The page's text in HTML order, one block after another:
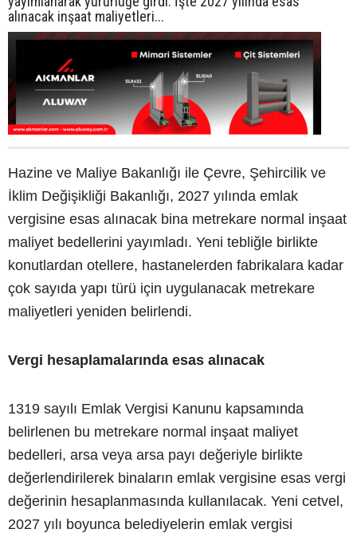
alınacak inşaat maliyetleri...
Hazine ve Maliye Bakanlığı ile Çevre, Şehircilik ve
İklim Değişikliği Bakanlığı, 2027 yılında emlak
vergisine esas alınacak bina metrekare normal inşaat
maliyet bedellerini yayımladı. Yeni tebliğle birlikte
konutlardan otellere, hastanelerden fabrikalara kadar
çok sayıda yapı türü için uygulanacak metrekare
maliyetleri yeniden belirlendi.
Vergi hesaplamalarında esas alınacak
1319 sayılı Emlak Vergisi Kanunu kapsamında
belirlenen bu metrekare normal inşaat maliyet
bedelleri, arsa veya arsa payı değeriyle birlikte
değerlendirilerek binaların emlak vergisine esas vergi
değerinin hesaplanmasında kullanılacak. Yeni cetvel,
2027 yılı boyunca belediyelerin emlak vergisi